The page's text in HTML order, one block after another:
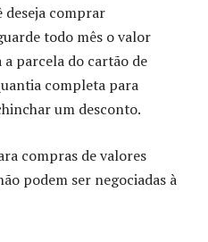
deseja comprar
todo mês o valor
parcela do cartão de
completa para
um desconto.
compras de valores
podem ser negociadas à